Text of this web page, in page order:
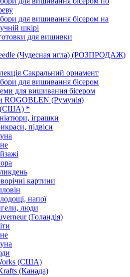
для вишивання бісером на
шкірі
для вишивки
(Чудесная игла) (РОЗПРОДАЖ)
Сакральний орнамент
для вишивання бісером
для вишивання бісером
ROGOBLEN (Румунія)
(США) *
іграшки
підвіси
картини
напої
люди
(Голандія)
(США)
(Канада)